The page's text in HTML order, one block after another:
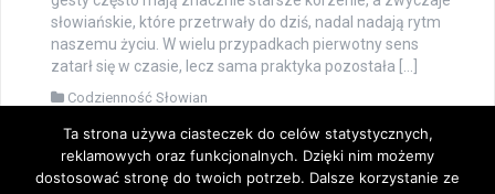
słowiańskie, które przetrwały do dziś, nadal nadają rytm
naszemu życiu. W wielu przypadkach pierwotny sens
zatarł się w czasie, lecz sama praktyka pozostała […]
Codzienność Słowian
Dumnie wspierane przez WordPressa |Szablon:FlyMagby
Ta strona używa ciasteczek do celów statystycznych,
reklamowych oraz funkcjonalnych. Dzięki nim możemy
dostosować stronę do twoich potrzeb. Dalsze korzystanie ze